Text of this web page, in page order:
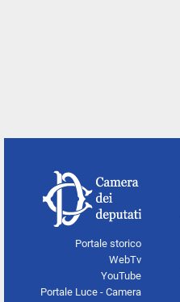
Portale storico
WebTv
YouTube
Portale Luce - Camera